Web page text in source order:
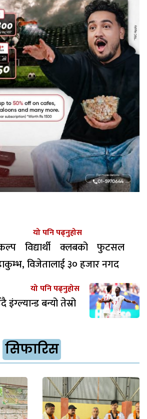
यो पनि पढ्नुहोस
विद्यार्थी क्लबको फुटसल
विजेतालाई ३० हजार नगद
यो पनि पढ्नुहोस
इंग्ल्यान्ड बन्यो तेस्रो
सिफारिस